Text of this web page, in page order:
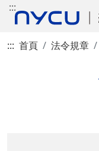
:::
::: 首頁 法令規章